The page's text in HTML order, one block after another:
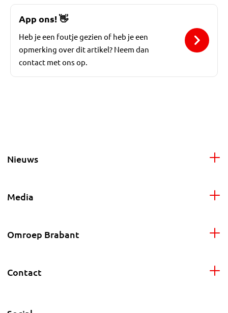
App ons!👋
Heb je een foutje gezien of heb je een
opmerking over dit artikel? Neem dan
contact met ons op.
Nieuws
Media
Omroep Brabant
Contact